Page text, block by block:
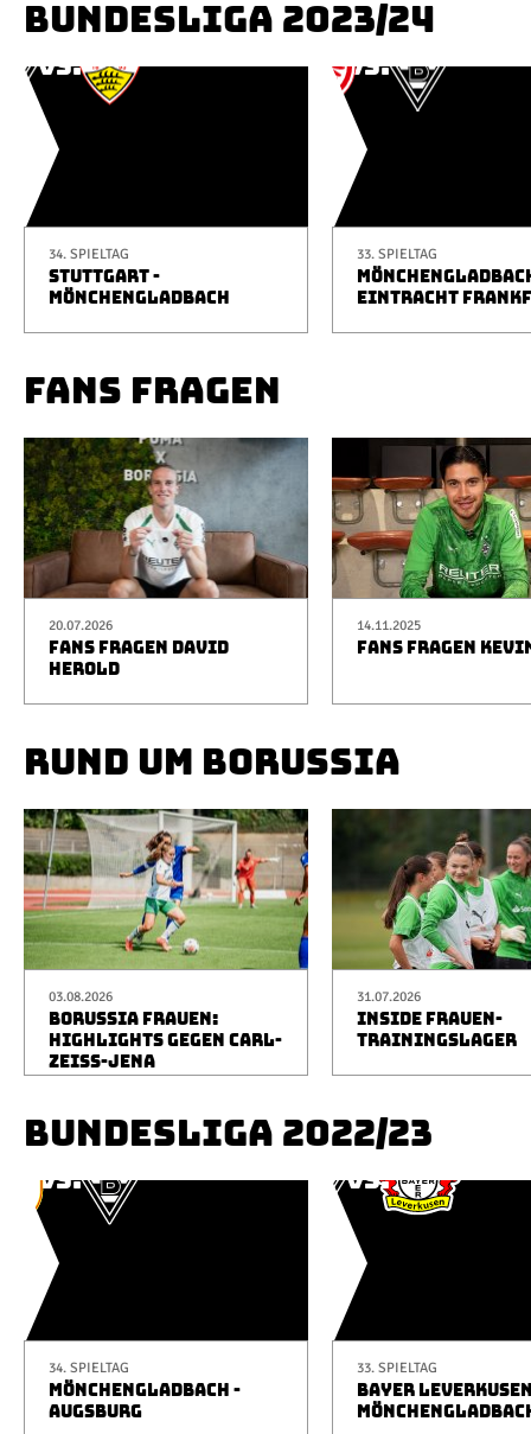
BUNDESLIGA 2023/24
34. SPIELTAG
STUTTGART -
MÖNCHENGLADBACH
33. SPIELTAG
EINTRACHT
FANS FRAGEN
20.07.2026
FANS FRAGEN DAVID
HEROLD
14.11.2025
FANS FRAGEN
RUND UM BORUSSIA
03.08.2026
BORUSSIA FRAUEN:
HIGHLIGHTS GEGEN CARL-
ZEISS-JENA
31.07.2026
INSIDE FRAUEN-
TRAININGSLAGER
BUNDESLIGA 2022/23
34. SPIELTAG
MÖNCHENGLADBACH -
AUGSBURG
33. SPIELTAG
BAYER